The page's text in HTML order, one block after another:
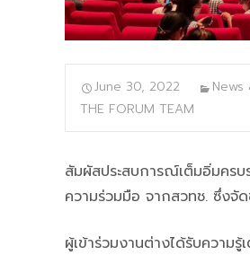
June 30, 2022
THE FORUM TEAM
สัมผัสประสบการณ์เต็มอิ่มคร
ความร่วมมือ จากสวทช. ซึ่งจั
ผู้เข้าร่วมงานต่างได้รับความ